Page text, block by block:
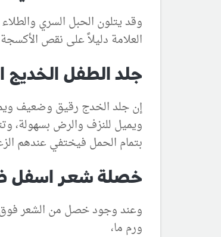
وقد يتلون الحبل السري
العلامة دليلاً على نقص
جلد الطفل الخديج
إن جلد الخدج رقيق وضعيف
بتمام الحمل فيختفي عندهم
خصلة شعر اسفل
وعند وجود خصل من الشعر فوق
ورم ما،